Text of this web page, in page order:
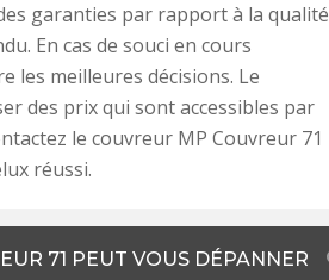
garanties par rapport à la qualité
En cas de souci en cours
les meilleures décisions. Le
des prix qui sont accessibles par
le couvreur MP Couvreur 71
réussi.
71 PEUT VOUS DÉPANNER